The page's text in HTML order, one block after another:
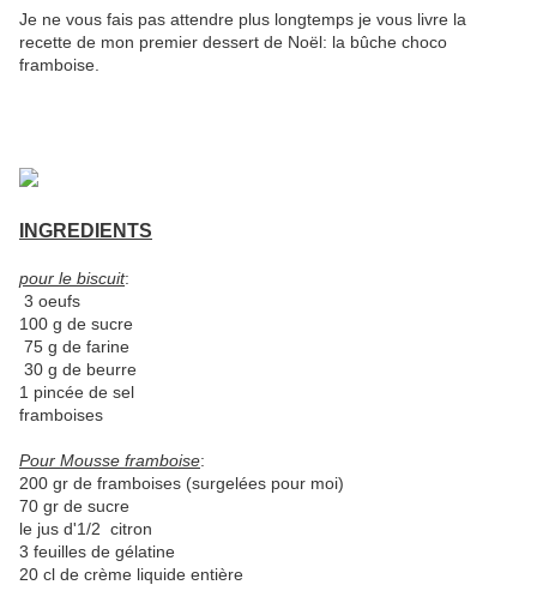
Je ne vous fais pas attendre plus longtemps je vous livre la
recette de mon premier dessert de Noël: la bûche choco
framboise.
INGREDIENTS
pour le biscuit:
3 oeufs
100 g de sucre
75 g de farine
30 g de beurre
1 pincée de sel
framboises
Pour Mousse framboise:
200 gr de framboises (surgelées pour moi)
70 gr de sucre
le jus d'1/2 citron
3 feuilles de gélatine
20 cl de crème liquide entière